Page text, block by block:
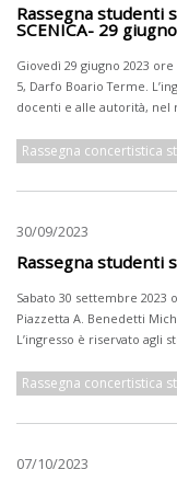
Rassegna studenti
SCENICA- 29
Giovedì 29 giugno 2023
5, Darfo Boario Terme.
docenti e alle autorità, nel
Rassegna concertistica
30/09/2023
Rassegna studenti
Sabato 30 settembre 2023
Piazzetta A. Benedetti
L’ingresso è riservato agli
Rassegna concertistica
07/10/2023